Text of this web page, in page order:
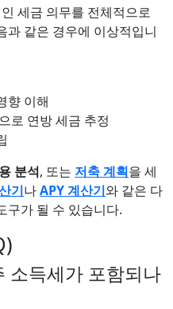
세금 의무를 전체적으로
과 같은 경우에 이상적입니
향 이해
로 연방 세금 추정
분석, 또는 저축 계획을 세
기나APY 계산기와 같은 다
구가 될 수 있습니다.
소득세가 포함되나